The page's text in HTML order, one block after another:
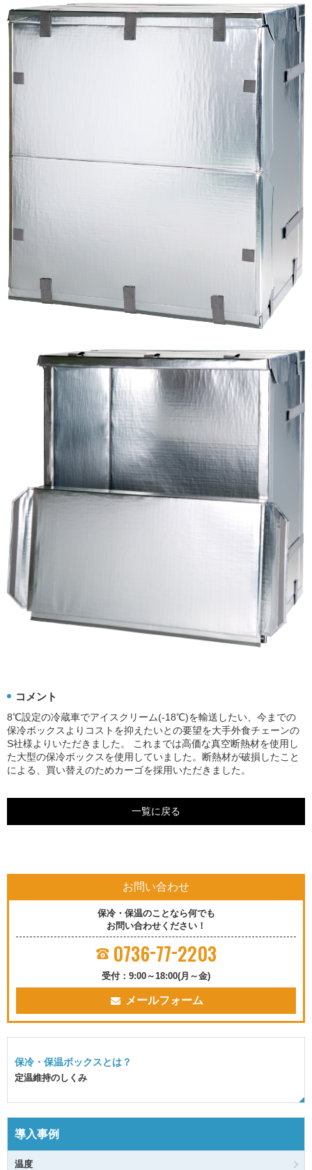
コメント
8℃設定の冷蔵車でアイスクリーム(-18℃)を輸送したい、今までの
保冷ボックスよりコストを抑えたいとの要望を大手外食チェーンの
S社様よりいただきました。 これまでは高価な真空断熱材を使用し
た大型の保冷ボックスを使用していました。断熱材が破損したこと
による、買い替えのためカーゴを採用いただきました。
一覧に戻る
お問い合わせ
保冷・保温のことなら何でも
お問い合わせください！
0736-77-2203
受付：9:00～18:00(月～金)
メールフォーム
保冷・保温ボックスとは？
定温維持のしくみ
導入事例
温度